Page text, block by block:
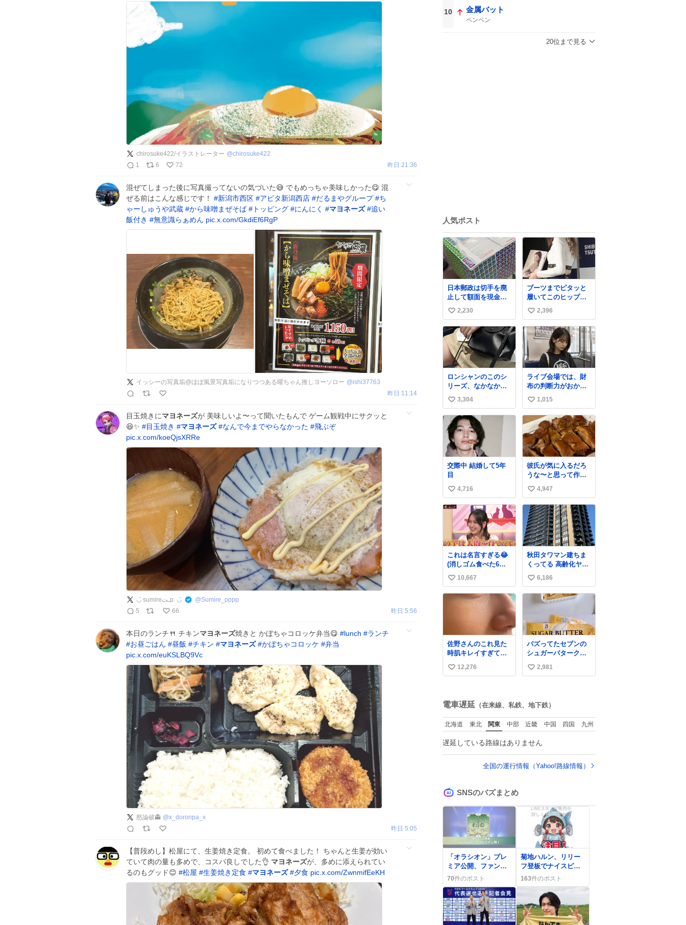
chirosuke422/イラストレーター @chirosuke422
1
6 72 昨日 21:36
混ぜてしまった後に写真撮ってないの気づいた😅 でもめっちゃ美味しかった😋 混
ぜる前はこんな感じです！ #新潟市西区 #アピタ新潟西店 #だるまやグループ #ち
ゃーしゅうや武蔵 #から味噌まぜそば # トッピング #にんにく #マヨネーズ #追い
飯付き #無意識らぁめん pic.x.com/GkdiEf6RgP
イッシーの写真垢@ほぼ風景写真垢になりつつある曜ちゃん推しヨーソロー @ishi37763
昨日 11:14
目玉焼きにマヨネーズが 美味しいよ〜って聞いたもんで ゲーム観戦中にサクッと
😆✨ #目玉焼き #マヨネーズ #なんで今までやらなかった #飛ぶぞ
pic.x.com/koeQjsXRRe
◡̈︎ sumireـتp. ◡̈︎ @Sumire_pppp
5
66 昨日 5:56
本日のランチ🍴 チキンマヨネーズ焼きと かぼちゃコロッケ弁当😋 #lunch #ランチ
#お昼ごはん #昼飯 #チキン #マヨネーズ #かぼちゃコロッケ #弁当
pic.x.com/euKSLBQ9Vc
怒論破👻 @x_doronpa_x
昨日 5:05
【普段めし】松屋にて、生姜焼き定食。 初めて食べました！ ちゃんと生姜が効い
ていて肉の量も多めで、コスパ良しでした👌 マヨネーズが、多めに添えられてい
るのもグッド😊 #松屋 #生姜焼き定食 #マヨネーズ #夕食 pic.x.com/ZwnmifEeKH
10 金属バット
ペンペン
20位まで見る
人気ポスト
日本郵政は切手を廃
止して額面を現金で
払い戻せ2026 #日本
郵政
@JapanPostHD_PR
い
い
ね
数
2,230
ブーツまでピタッと
履いてこのヒップラ
イン…強すぎる。
い
い
ね
数
2,396
ロンシャンのこのシ
リーズ、なかなか安
くならないのにセー
ル価格になってる🖤
✨レザーなのが反則
級にかわいい。持っ
てるだけでコーデが
格上げされる。
い
い
ね
数
3,304
ライブ会場では、財
布の判断力がおかし
くなる。
い
い
ね
数
1,015
交際中 結婚して5年
目
い
い
ね
数
4,716
彼氏が気に入るだろ
うな〜と思って作っ
たら想像の何倍も美
味しい美味しい言っ
てくれて嬉しい
い
い
ね
数
4,947
これは名言すぎる😂
(消しゴム食べた6歳
の弟を思い出しなが
ら)
い
い
10,667
秋田タワマン建ちま
くってる 高齢化ヤバ
すぎて駅前にコンパ
クトシティつくって
高齢者を住ませる考
えらしい 病院も全部
い
い
ね
6,186
佐野さんのこれ見た
時肌キレイすぎてび
っくりしたし、やは
りアイドルって体型･
い
数
12,276
バズってたセブンの
シュガーバタークレ
ープうますぎて
7NOWで買い溜め🛒
い
数
2,981
電車遅延 （在来線、私鉄、地下鉄）
北海道 東北 関東 中部 近畿 中国 四国 九州
遅延している路線はありません
全国の運行情報（Yahoo!路線情報）
SNSのバズまとめ
「オラシオン」プレ
ミア公開、ファンが
「めっちゃいい」
「最高だね」と歓喜
の嵐
70件のポスト
菊地ハルン、リリー
フ登板でナイスピッ
チング プロ初勝利
権利を守れとファン
163件のポスト